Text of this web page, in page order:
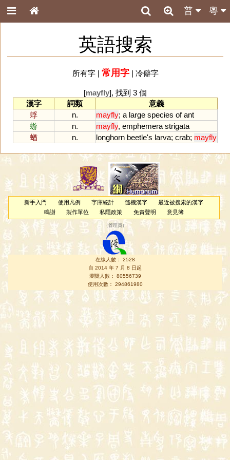
粵
普
英語搜索
所有字| 常用字| 冷僻字
[mayfly], 找到 3 個
漢字
詞類
意義
蜉
n. mayfly; a large species of ant
蝣
n. mayfly, emphemera strigata
蝤
n. longhorn beetle's larva; crab; mayfly
新手入門 使用凡例 字庫統計 隨機漢字
最近被搜索的漢字
鳴謝
製作單位 私隱政策 免責聲明 意見簿
（管理員 ）
在線人數： 2528
自 2014 年 7 月 8 日起
瀏覽人數： 80556739
使用次數： 294861980